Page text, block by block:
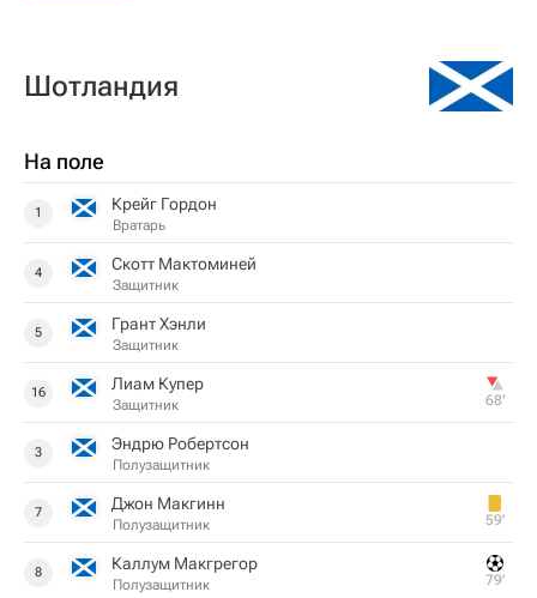
Шотландия
На поле
1 Крейг Гордон
Вратарь
4 Скотт Мактоминей
Защитник
5 Грант Хэнли
Защитник
16 Лиам Купер
Защитник 68‎’‎
3 Эндрю Робертсон
Полузащитник
7 Джон Макгинн
Полузащитник 59‎’‎
8 Каллум Макгрегор
Полузащитник 79‎’‎